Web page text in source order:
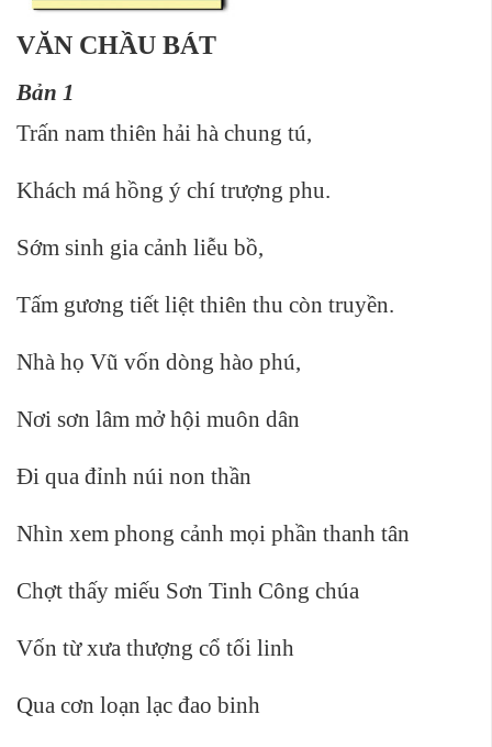
VĂN CHẦU BÁT
Bản 1
Trấn nam thiên hải hà chung tú,
Khách má hồng ý chí trượng phu.
Sớm sinh gia cảnh liễu bồ,
Tấm gương tiết liệt thiên thu còn truyền.
Nhà họ Vũ vốn dòng hào phú,
Nơi sơn lâm mở hội muôn dân
Đi qua đỉnh núi non thần
Nhìn xem phong cảnh mọi phần thanh tân
Chợt thấy miếu Sơn Tinh Công chúa
Vốn từ xưa thượng cổ tối linh
Qua cơn loạn lạc đao binh